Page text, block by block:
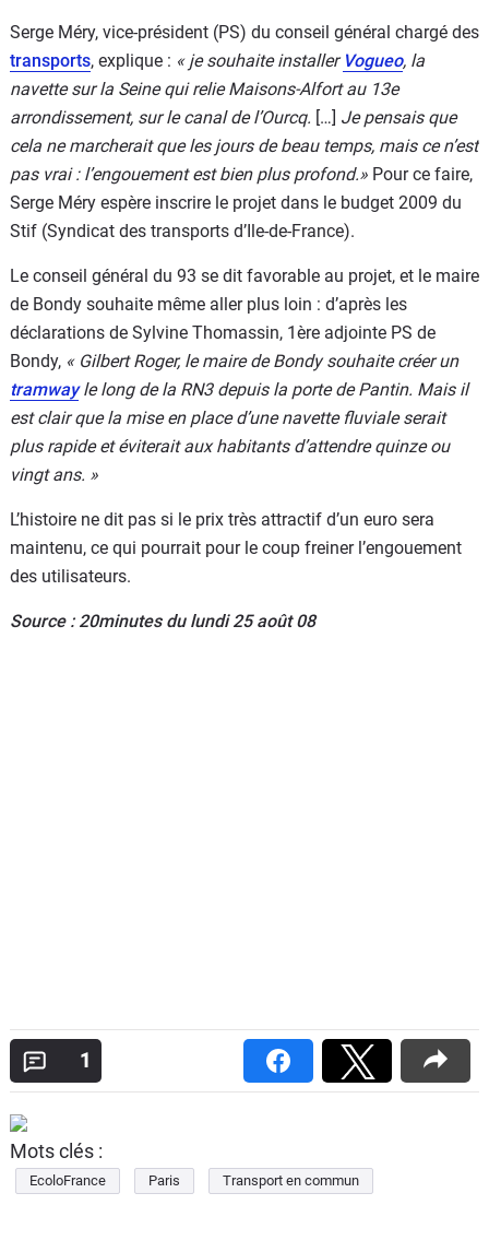
Serge Méry, vice-président (PS) du conseil général chargé des
transports, explique : « je souhaite installer Vogueo, la
navette sur la Seine qui relie Maisons-Alfort au 13e
arrondissement, sur le canal de l’Ourcq. […] Je pensais que
cela ne marcherait que les jours de beau temps, mais ce n’est
pas vrai : l’engouement est bien plus profond.» Pour ce faire,
Serge Méry espère inscrire le projet dans le budget 2009 du
Stif (Syndicat des transports d’Ile-de-France).
Le conseil général du 93 se dit favorable au projet, et le maire
de Bondy souhaite même aller plus loin : d’après les
déclarations de Sylvine Thomassin, 1ère adjointe PS de
Bondy, « Gilbert Roger, le maire de Bondy souhaite créer un
tramwayle long de la RN3 depuis la porte de Pantin. Mais il
est clair que la mise en place d’une navette fluviale serait
plus rapide et éviterait aux habitants d’attendre quinze ou
vingt ans. »
L’histoire ne dit pas si le prix très attractif d’un euro sera
maintenu, ce qui pourrait pour le coup freiner l’engouement
des utilisateurs.
Source : 20minutes du lundi 25 août 08
1
Mots clés :
EcoloFrance Paris Transport en commun